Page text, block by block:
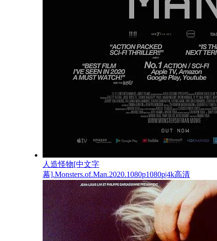
人造怪物[中文字
幕].Monsters.of.Man.2020.1080p1080p|4k高清